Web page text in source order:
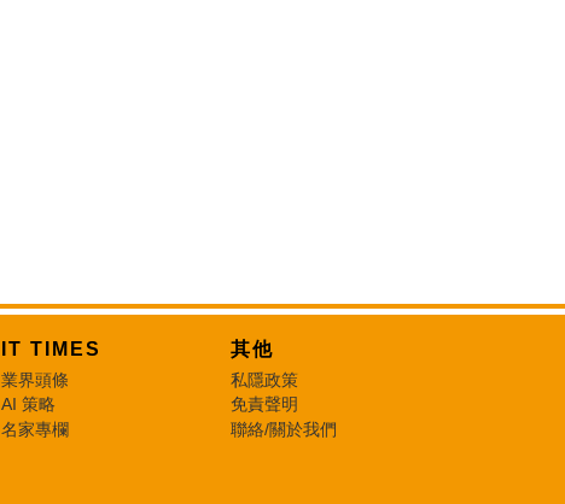
IT TIMES
業界頭條
AI 策略
名家專欄
其他
私隱政策
免責聲明
聯絡/關於我們